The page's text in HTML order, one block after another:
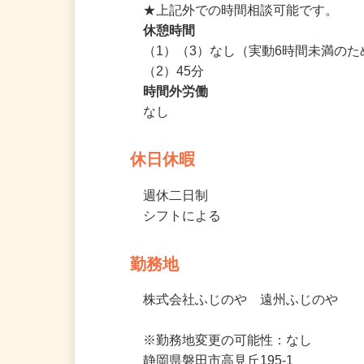
★時間・曜日等相談OK！
★長時間働きたい方もご相談くださ
★上記外での時間相談可能です。
休憩時間
（1）（3）なし（実動6時間未満のた
（2）45分
なし
休日休暇
シフトによる
勤務地
株式会社ふじのや　遠州ふじのや